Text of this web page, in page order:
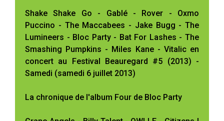
Shake Shake Go - Gablé - Rover - Oxmo
Puccino - The Maccabees - Jake Bugg - The
Lumineers - Bloc Party - Bat For Lashes - The
Smashing Pumpkins - Miles Kane - Vitalic en
concert au Festival Beauregard #5 (2013) -
Samedi (samedi 6 juillet 2013)
La chronique de l'album Four de Bloc Party